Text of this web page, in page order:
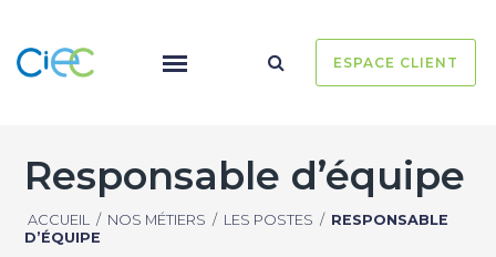
ESPACE CLIENT
Responsable d’équipe
ACCUEIL / NOS MÉTIERS / LES POSTES / RESPONSABLE
D’ÉQUIPE